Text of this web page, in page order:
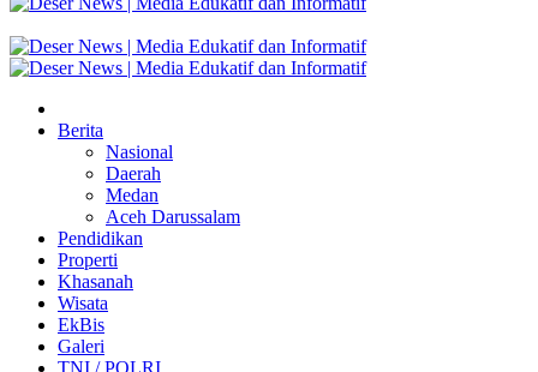
Berita
Nasional
Daerah
Medan
Aceh Darussalam
Pendidikan
Properti
Khasanah
Wisata
EkBis
Galeri
TNI / POLRI